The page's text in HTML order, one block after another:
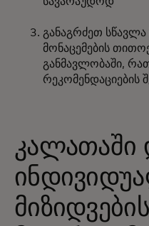
განაგრძეთ
მონაცემების
განმავლობაში,
რეკომენდაციების
კალათაში